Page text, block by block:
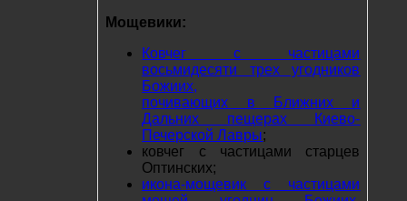
Мощевики:
Ковчег с частицами
восьмидесяти трех угодников
Божиих,
почивающих в Ближних и
Дальних пещерах Киево-
Печерской Лавры;
ковчег с частицами старцев
Оптинских;
икона-мощевик с частицами